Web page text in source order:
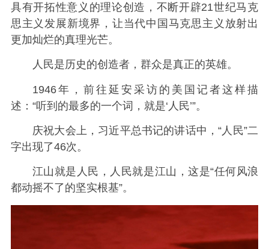
具有开拓性意义的理论创造，不断开辟21世纪马克
思主义发展新境界，让当代中国马克思主义放射出
更加灿烂的真理光芒。
人民是历史的创造者，群众是真正的英雄。
1946年，前往延安采访的美国记者这样描
述：“听到的最多的一个词，就是‘人民’”。
庆祝大会上，习近平总书记的讲话中，“人民”二
字出现了46次。
江山就是人民，人民就是江山，这是“任何风浪
都动摇不了的坚实根基”。